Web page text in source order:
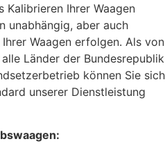
Kalibrieren Ihrer Waagen
unabhängig, aber auch
Waagen erfolgen. Als von
Länder der Bundesrepublik
können Sie sich
unserer Dienstleistung